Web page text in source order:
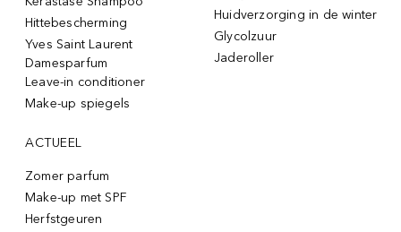
Hittebescherming
Yves Saint Laurent
Damesparfum
Leave-in conditioner
Make-up spiegels
Huidverzorging in de winter
Glycolzuur
Jaderoller
ACTUEEL
Zomer parfum
Make-up met SPF
Herfstgeuren